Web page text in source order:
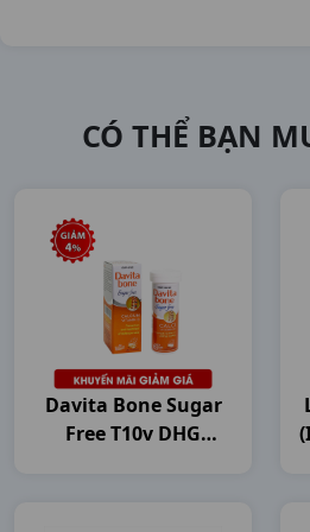
CÓ THỂ BẠN
Davita Bone Sugar
Free T10v DHG